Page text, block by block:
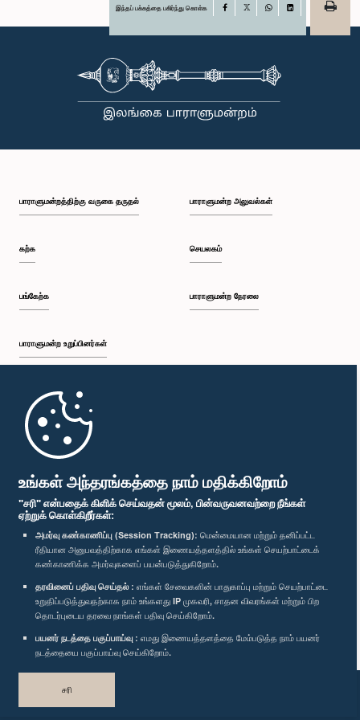
உங்கள் அந்தரங்கத்தை நாம் மதிக்கிறோம்
"சரி" என்பதைக் கிளிக் செய்வதன் மூலம், பின்வருவனவற்றை நீங்கள்
ஏற்றுக் கொள்கிறீர்கள்:
அமர்வு கண்காணிப்பு (Session Tracking): மென்மையான மற்றும் தனிப்பட்ட
ரீதியான அனுபவத்திற்காக எங்கள் இணையத்தளத்தில் உங்கள் செயற்பாட்டைக்
கண்காணிக்க அமர்வுகளைப் பயன்படுத்துகிறோம்.
தரவினைப் பதிவு செய்தல் : எங்கள் சேவைகளின் பாதுகாப்பு மற்றும் செயற்பாட்டை
உறுதிப்படுத்துவதற்காக நாம் உங்களது IP முகவரி, சாதன விவரங்கள் மற்றும் பிற
தொடர்புடைய தரவை நாங்கள் பதிவு செய்கிறோம்.
பயனர் நடத்தை பகுப்பாய்வு : எமது இணையத்தளத்தை மேம்படுத்த நாம் பயனர்
நடத்தையை பகுப்பாய்வு செய்கிறோம்.
சரி
இந்தப் பக்கத்தை பகிர்ந்து கொள்க Facebook
பாராளுமன்றத்திற்கு வருகை தருதல்
கற்க
பங்கேற்க
பாராளுமன்ற உறுப்பினர்கள்
முதற்பக்கம்
பாராளுமன்ற அலுவல்கள்
செயலகம்
பாராளுமன்ற நேரலை
பாராளுமன்ற கையடக்க செயலி
எம்மை பின்தொடர்க :
விருதுகள்
தனியுரிமைக் கொள்கை